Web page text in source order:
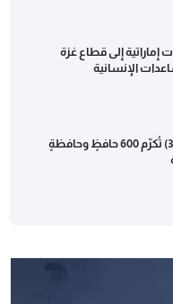
إماراتية إلى قطاع غزة
عملية الفارس الشهم (3) تُكرّم 600 حافظٍ وحافظةٍ